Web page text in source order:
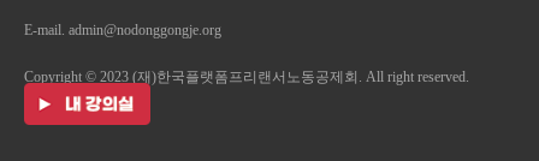
E-mail. admin@nodonggongje.org
Copyright © 2023 (재)한국플랫폼프리랜서노동공제회. All right reserved.